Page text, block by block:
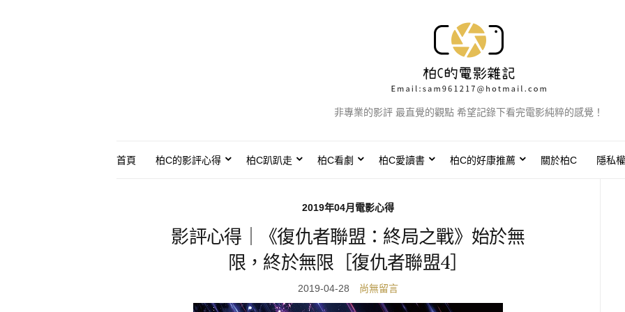
非專業的影評 最直覺的觀點 希望記錄下看完電影純粹的感覺！
首頁 柏C的影評心得 柏C趴趴走 柏C看劇 柏C愛讀書 柏C的好康推薦 關於柏C 隱私
2019年04月電影心得
影評心得｜《復仇者聯盟：終局之戰》始於無
限，終於無限［復仇者聯盟4］
2019-04-28 尚無留言